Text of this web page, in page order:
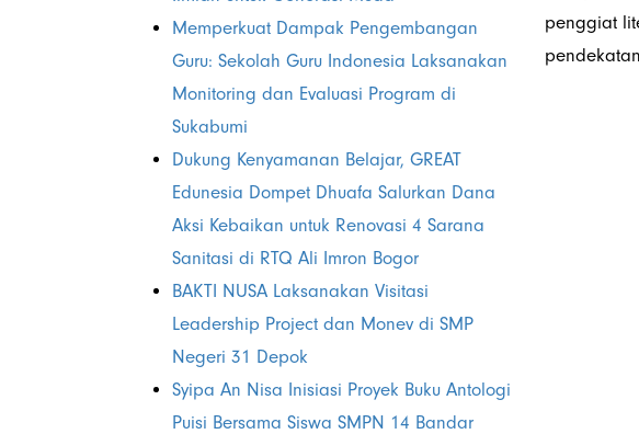
penggiat
Memperkuat Dampak Pengembangan
Guru: Sekolah Guru Indonesia Laksanakan
Monitoring dan Evaluasi Program di
Sukabumi
Dukung Kenyamanan Belajar, GREAT
Edunesia Dompet Dhuafa Salurkan Dana
Aksi Kebaikan untuk Renovasi 4 Sarana
Sanitasi di RTQ Ali Imron Bogor
BAKTI NUSA Laksanakan Visitasi
Leadership Project dan Monev di SMP
Negeri 31 Depok
Syipa An Nisa Inisiasi Proyek Buku Antologi
Puisi Bersama Siswa SMPN 14 Bandar